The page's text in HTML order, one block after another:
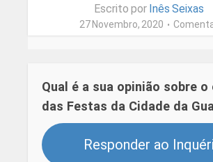
Escrito por Inês Seixas
27 Novembro, 2020
Qual é a sua opinião sobre
das Festas da Cidade da
Responder ao